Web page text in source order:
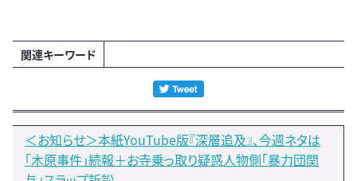
関連キーワード
＜お知らせ＞本紙YouTube版『深層追及』、今週ネタは
「木原事件」続報＋お寺乗っ取り疑惑人物側「暴力団関